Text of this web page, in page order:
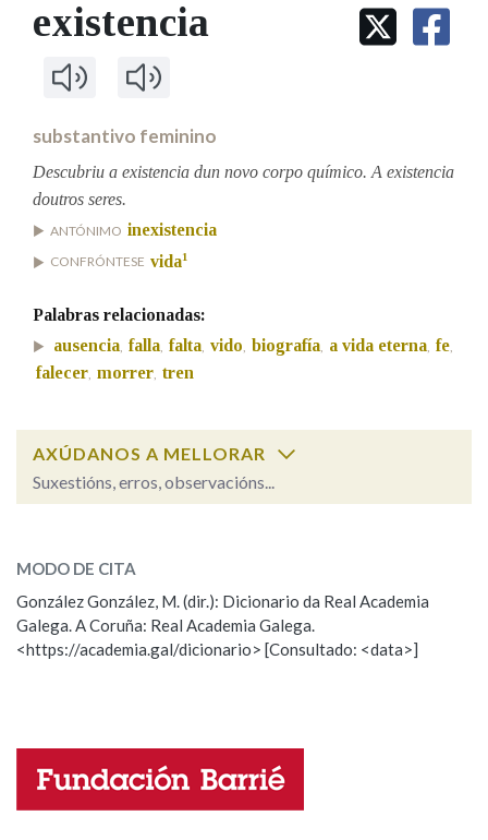
IDENTIDADE CORPORATIVA
MARCIAL DEL ADALID
FIGURAS HOMENAXEADAS
PORTAL DAS PALABRAS
Facebook
TwitterYoutubeInstagram
Bluesky
BUSCAR NOS LEMAS
Comeza por
Contén
BUSCAR NO CONTIDO
Nas definicións
Nos exemplos
OUTRAS OPCIÓNS DE BUSCA
Pertence a
existencia
substantivo feminino
Descubriu a existencia dun novo corpo químico. A existencia
doutros seres.
ANTÓNIMO inexistencia
CONFRÓNTESE vida1
Palabras relacionadas:
ausencia falla falta vido biografía a vida eterna fe
falecer morrer tren
AXÚDANOS A MELLORAR
Suxestións, erros, observacións...
ESCOLLE UNHA OPCIÓN:
Observación Hai un erro na palabra
Propoño mellorar a definición
Nome
MODO DE CITA
González González, M. (dir.): Dicionario da Real Academia
Galega. A Coruña: Real Academia Galega.
<https://academia.gal/dicionario> [Consultado: <data>]